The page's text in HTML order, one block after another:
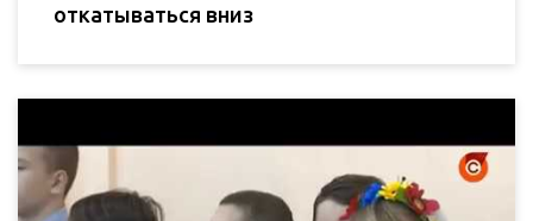
откатываться вниз